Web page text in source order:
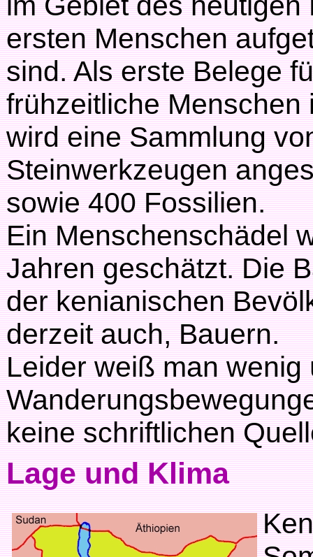
ersten Menschen
sind. Als erste Belege
frühzeitliche Menschen
wird eine Sammlung
Steinwerkzeugen
sowie 400 Fossilien.
Ein Menschenschädel
Jahren geschätzt. Die
der kenianischen
derzeit auch, Bauern.
Leider weiß man wenig
keine schriftlichen
Lage und Klima